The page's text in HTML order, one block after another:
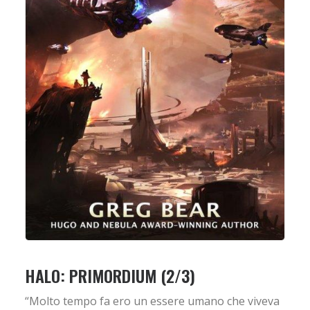
HALO: PRIMORDIUM (2/3)
“Molto tempo fa ero un essere umano che viveva